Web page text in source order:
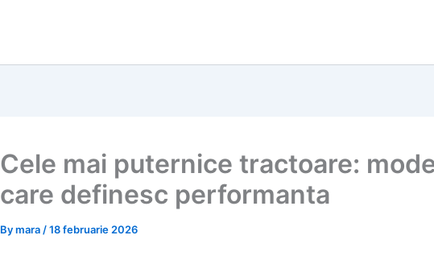
Cele mai puternice tractoare:
care definesc performanta
Bymara /18 februarie 2026